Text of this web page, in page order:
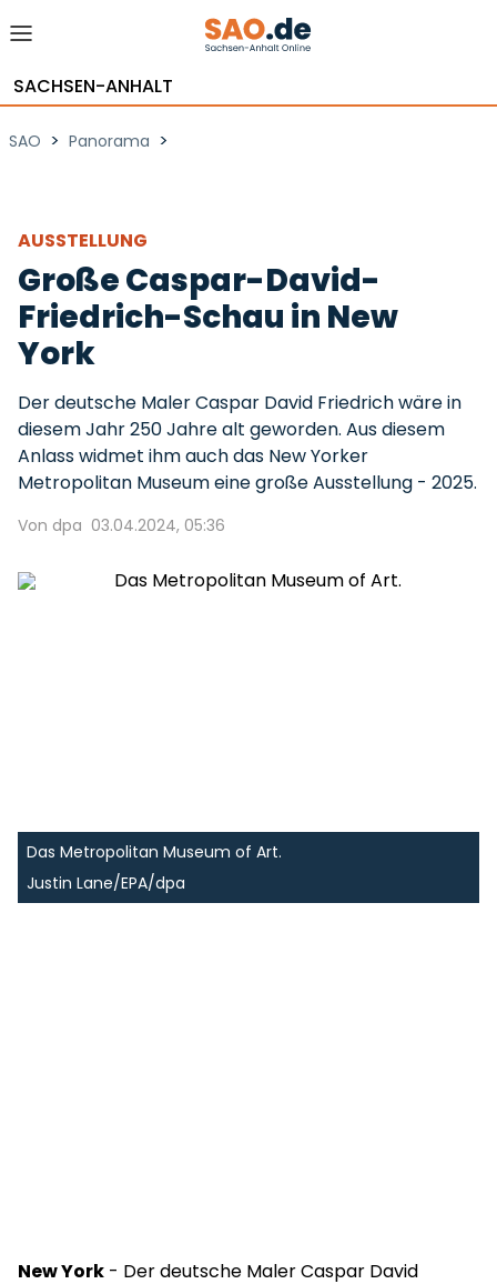
SACHSEN-ANHALT
SAO > Panorama >
AUSSTELLUNG
Große Caspar-David-
Friedrich-Schau in New
York
Der deutsche Maler Caspar David Friedrich wäre in
diesem Jahr 250 Jahre alt geworden. Aus diesem
Anlass widmet ihm auch das New Yorker
Metropolitan Museum eine große Ausstellung - 2025.
Von dpa 03.04.2024, 05:36
Das Metropolitan Museum of Art.
Justin Lane/EPA/dpa
New York - Der deutsche Maler Caspar David